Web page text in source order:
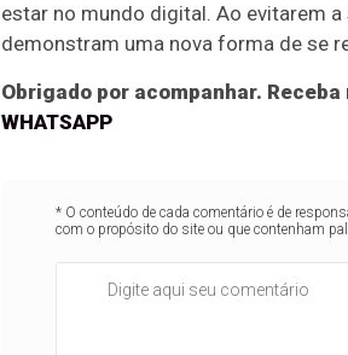
estar no mundo digital. Ao evitarem
demonstram uma nova forma de se
Obrigado por acompanhar.
WHATSAPP
* O conteúdo de cada comentário é de
com o propósito do site ou que contenham